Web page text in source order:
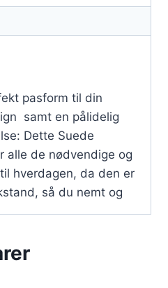
pasform til din
samt en pålidelig
Dette Suede
alle de nødvendige og
hverdagen, da den er
så du nemt og